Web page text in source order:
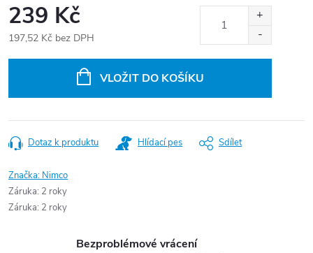
239 Kč
197,52 Kč bez DPH
VLOŽIT DO KOŠÍKU
Dotaz k produktu Hlídací pes Sdílet
Značka: Nimco
Záruka: 2 roky
Záruka: 2 roky
Bezproblémové vrácení